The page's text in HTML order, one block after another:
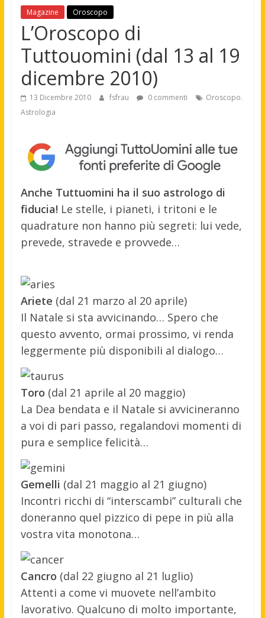
Magazine Oroscopo
L’Oroscopo di
Tuttouomini (dal 13 al 19
dicembre 2010)
13 Dicembre 2010 fsfrau 0 commenti
Oroscopo.
Astrologia
Anche Tuttuomini ha il suo astrologo di
fiducia!Le stelle, i pianeti, i tritoni e le
quadrature non hanno più segreti: lui vede,
prevede, stravede e provvede…
Ariete (dal 21 marzo al 20 aprile)
Il Natale si sta avvicinando… Spero che
questo avvento, ormai prossimo, vi renda
leggermente più disponibili al dialogo…
Toro (dal 21 aprile al 20 maggio)
La Dea bendata e il Natale si avvicineranno
a voi di pari passo, regalandovi momenti di
pura e semplice felicità…
Gemelli (dal 21 maggio al 21 giugno)
Incontri ricchi di “interscambi” culturali che
doneranno quel pizzico di pepe in più alla
vostra vita monotona…
Cancro (dal 22 giugno al 21 luglio)
Attenti a come vi muovete nell’ambito
lavorativo. Qualcuno di molto importante,